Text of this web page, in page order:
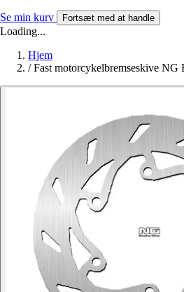
Se min kurv Fortsæt med at handle
Loading...
Hjem
/ Fast motorcykelbremseskive NG